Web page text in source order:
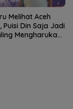
Melihat Aceh
Puisi Din Saja Jadi
Mengharukan